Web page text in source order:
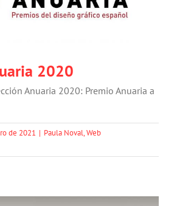
2020
Anuaria 2020: Premio Anuaria a
de 2021 | Paula Noval,Web